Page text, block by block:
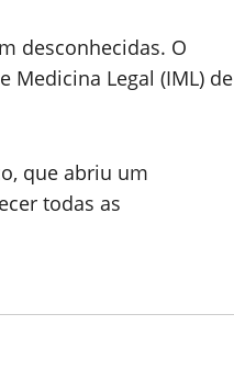
desconhecidas. O
Medicina Legal (IML) de
que abriu um
todas as